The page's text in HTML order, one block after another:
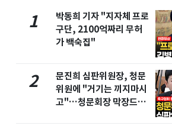
1
박동희 기자 "지자체 프로
구단, 2100억짜리 무허
가 백숙집"
2
문진희 심판위원장, 청문
위원에 "거기는 끼지마시
고"…청문회장 막장드라